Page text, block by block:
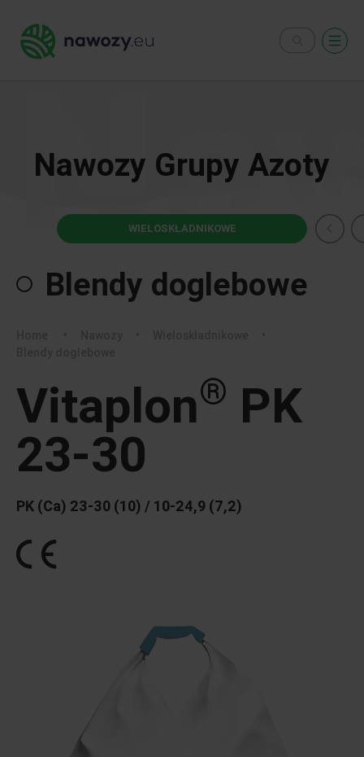
Nawozy Grupy Azoty
WIELOSKŁADNIKOWE
Blendy doglebowe
Vitaplon® PK
23-30
PK (Ca) 23-30 (10) / 10-24,9 (7,2)